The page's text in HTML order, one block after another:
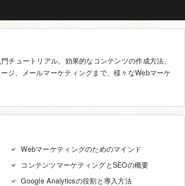
チュートリアル。効果的なコンテンツの作成方法、
ジ、メールマーケティングまで、様々なWebマーケ
Webマーケティングのためのマインド
コンテンツマーケティングとSEOの概要
Google Analyticsの役割と導入方法